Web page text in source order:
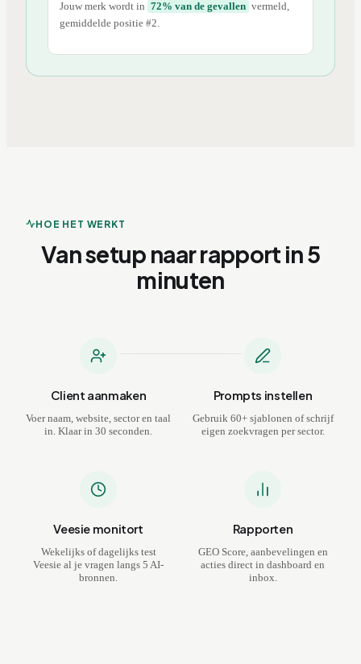
Jouw merk wordt in 72% van de gevallen vermeld,
gemiddelde positie #2.
HOE HET WERKT
Van setup naar rapport in 5
minuten
Client aanmaken
Voer naam, website, sector en taal
in. Klaar in 30 seconden.
Prompts instellen
Gebruik 60+ sjablonen of schrijf
eigen zoekvragen per sector.
Veesie monitort
Wekelijks of dagelijks test
Veesie al je vragen langs 5 AI-
bronnen.
Rapporten
GEO Score, aanbevelingen en
acties direct in dashboard en
inbox.